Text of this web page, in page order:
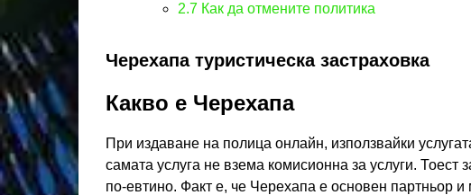
2.7 Как да отмените политика
Черехапа туристическа застраховка
Какво е Черехапа
При издаване на полица онлайн, използвайки
самата услуга не взема комисионна за услуги. Тоест
по-евтино. Факт е, че Черехапа е основен партньор